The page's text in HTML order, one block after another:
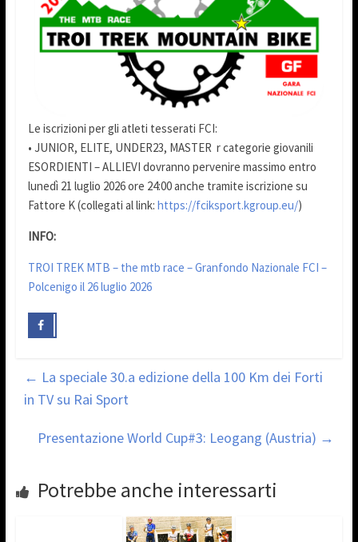
Le iscrizioni per gli atleti tesserati FCI:
• JUNIOR, ELITE, UNDER23, MASTER r categorie giovanili
ESORDIENTI – ALLIEVI dovranno pervenire massimo entro
lunedì 21 luglio 2026 ore 24:00 anche tramite iscrizione su
Fattore K (collegati al link: https://fciksport.kgroup.eu/)
INFO:
TROI TREK MTB – the mtb race – Granfondo Nazionale FCI –
Polcenigo il 26 luglio 2026
← La speciale 30.a edizione della 100 Km dei Forti
in TV su Rai Sport
Presentazione World Cup#3: Leogang (Austria) →
Potrebbe anche interessarti